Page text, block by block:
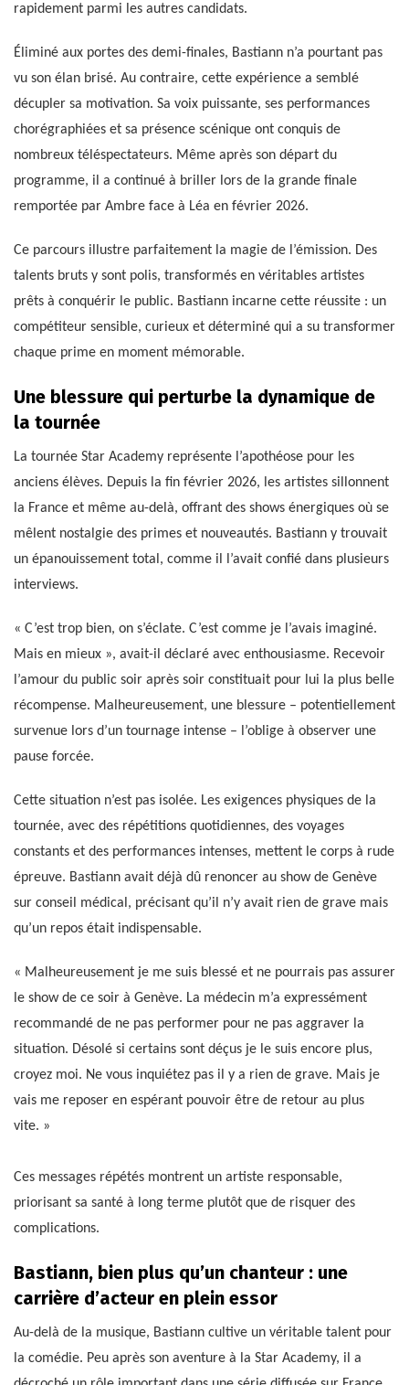
rapidement parmi les autres candidats.
Éliminé aux portes des demi-finales, Bastiann n’a pourtant pas
vu son élan brisé. Au contraire, cette expérience a semblé
décupler sa motivation. Sa voix puissante, ses performances
chorégraphiées et sa présence scénique ont conquis de
nombreux téléspectateurs. Même après son départ du
programme, il a continué à briller lors de la grande finale
remportée par Ambre face à Léa en février 2026.
Ce parcours illustre parfaitement la magie de l’émission. Des
talents bruts y sont polis, transformés en véritables artistes
prêts à conquérir le public. Bastiann incarne cette réussite : un
compétiteur sensible, curieux et déterminé qui a su transformer
chaque prime en moment mémorable.
Une blessure qui perturbe la dynamique de
la tournée
La tournée Star Academy représente l’apothéose pour les
anciens élèves. Depuis la fin février 2026, les artistes sillonnent
la France et même au-delà, offrant des shows énergiques où se
mêlent nostalgie des primes et nouveautés. Bastiann y trouvait
un épanouissement total, comme il l’avait confié dans plusieurs
interviews.
« C’est trop bien, on s’éclate. C’est comme je l’avais imaginé.
Mais en mieux », avait-il déclaré avec enthousiasme. Recevoir
l’amour du public soir après soir constituait pour lui la plus belle
récompense. Malheureusement, une blessure – potentiellement
survenue lors d’un tournage intense – l’oblige à observer une
pause forcée.
Cette situation n’est pas isolée. Les exigences physiques de la
tournée, avec des répétitions quotidiennes, des voyages
constants et des performances intenses, mettent le corps à rude
épreuve. Bastiann avait déjà dû renoncer au show de Genève
sur conseil médical, précisant qu’il n’y avait rien de grave mais
qu’un repos était indispensable.
« Malheureusement je me suis blessé et ne pourrais pas assurer
le show de ce soir à Genève. La médecin m’a expressément
recommandé de ne pas performer pour ne pas aggraver la
situation. Désolé si certains sont déçus je le suis encore plus,
croyez moi. Ne vous inquiétez pas il y a rien de grave. Mais je
vais me reposer en espérant pouvoir être de retour au plus
vite. »
Ces messages répétés montrent un artiste responsable,
priorisant sa santé à long terme plutôt que de risquer des
complications.
Bastiann, bien plus qu’un chanteur : une
carrière d’acteur en plein essor
Au-delà de la musique, Bastiann cultive un véritable talent pour
la comédie. Peu après son aventure à la Star Academy, il a